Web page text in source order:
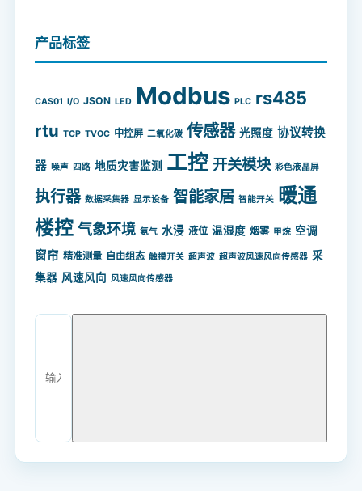
产品标签
CAS01 I/O JSON LED Modbus PLC rs485
rtu TCP TVOC 中控屏 二氧化碳 传感器 光照度 协议转换
器 噪声 四路 地质灾害监测 工控 开关模块 彩色液晶屏
执行器 数据采集器 显示设备 智能家居 智能开关
暖通
楼控 气象环境 氨气 水浸 液位 温湿度 烟雾 甲烷 空调
窗帘 精准测量 自由组态 触摸开关 超声波 超声波风速风向传感器 采
集器 风速风向 风速风向传感器